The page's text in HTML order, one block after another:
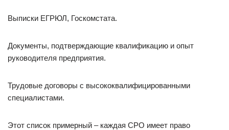
Выписки ЕГРЮЛ, Госкомстата.
Документы, подтверждающие квалификацию и опыт
руководителя предприятия.
Трудовые договоры с высококвалифицированными
специалистами.
Этот список примерный – каждая СРО имеет право